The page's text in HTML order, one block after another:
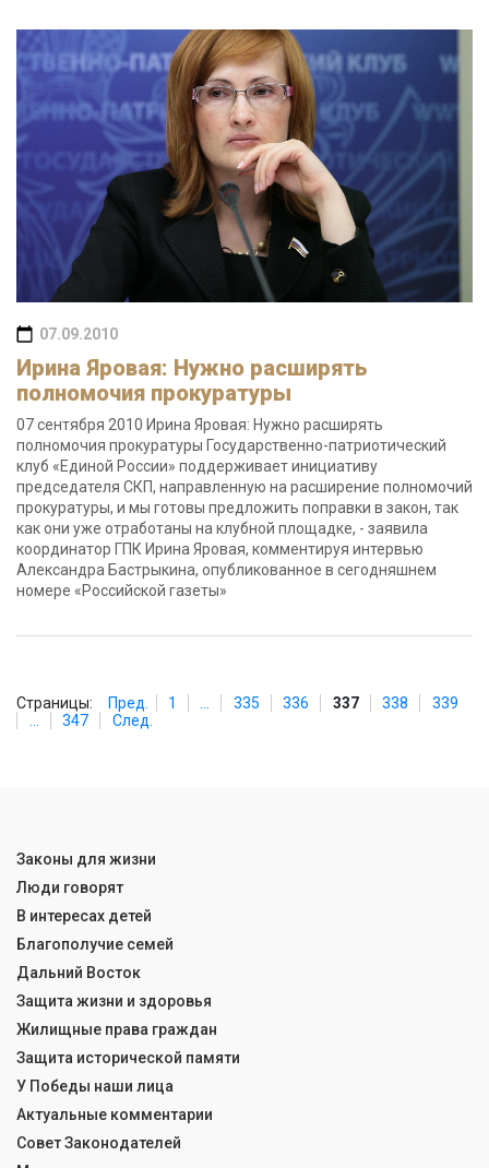
07.09.2010
Ирина Яровая: Нужно расширять
полномочия прокуратуры
07 сентября 2010 Ирина Яровая: Нужно расширять
полномочия прокуратуры Государственно-патриотический
клуб «Единой России» поддерживает инициативу
председателя СКП, направленную на расширение полномочий
прокуратуры, и мы готовы предложить поправки в закон, так
как они уже отработаны на клубной площадке, - заявила
координатор ГПК Ирина Яровая, комментируя интервью
Александра Бастрыкина, опубликованное в сегодняшнем
номере «Российской газеты»
Страницы: Пред. 1 335 336 337 338
339
347 След.
Законы для жизни
Люди говорят
В интересах детей
Благополучие семей
Дальний Восток
Защита жизни и здоровья
Жилищные права граждан
Защита исторической памяти
У Победы наши лица
Актуальные комментарии
Совет Законодателей